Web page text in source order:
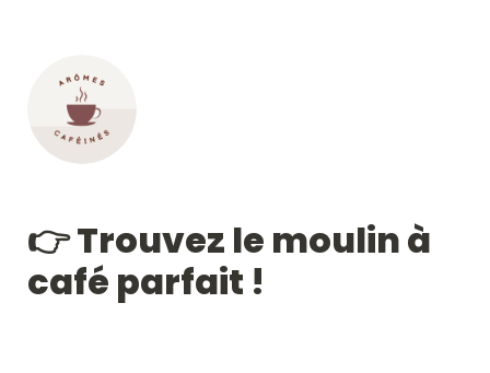
👉 Trouvez le moulin à